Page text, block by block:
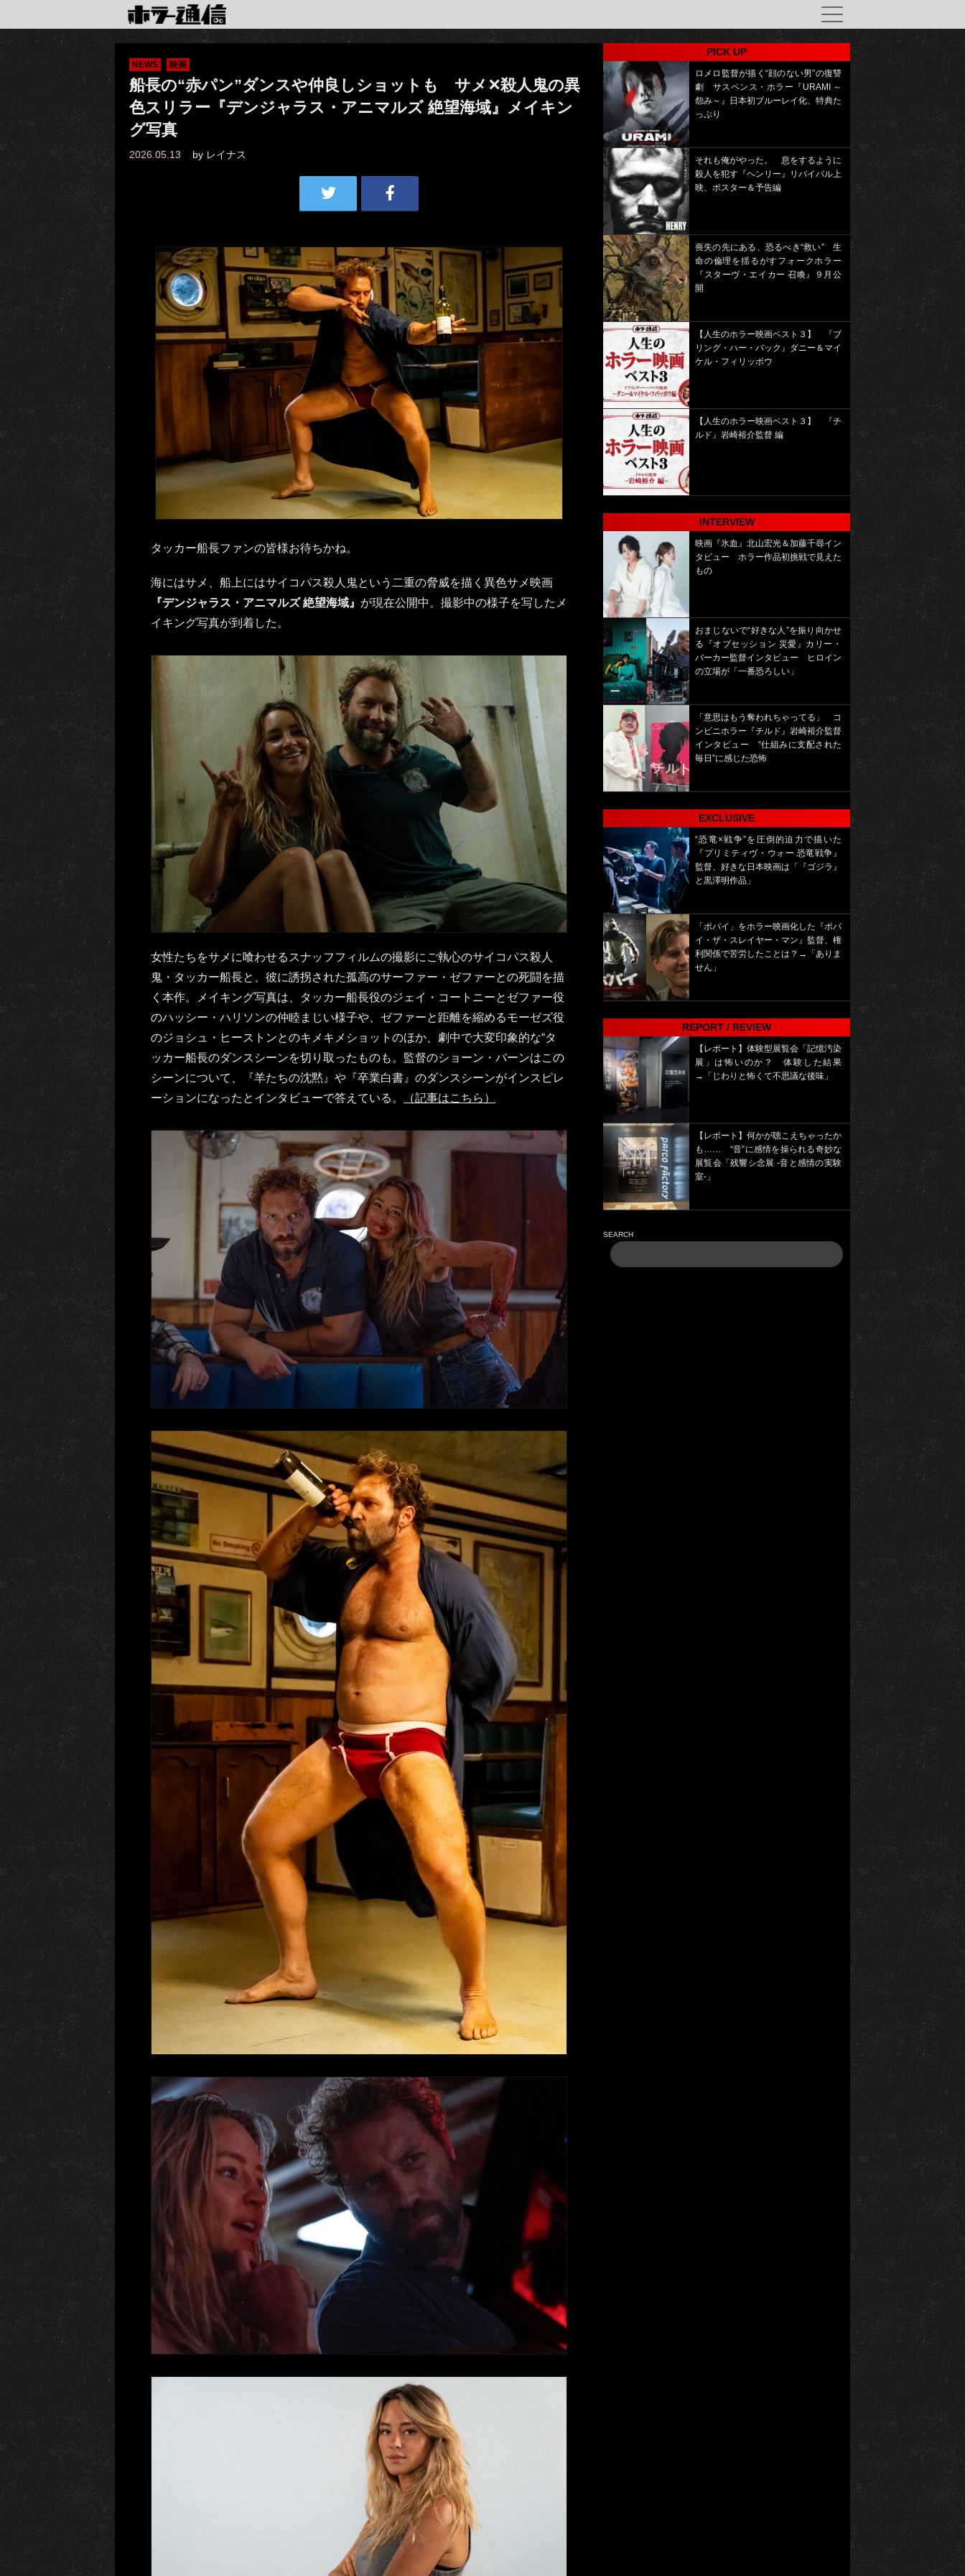
NEWS 映画
船長の“赤パン”ダンスや仲良しショットも サメ✕殺人鬼の異
色スリラー『デンジャラス・アニマルズ 絶望海域』メイキン
グ写真
2026.05.13 by レイナス
タッカー船長ファンの皆様お待ちかね。
海にはサメ、船上にはサイコパス殺人鬼という二重の脅威を描く異色サメ映画
『デンジャラス・アニマルズ 絶望海域』 が現在公開中。撮影中の様子を写したメ
イキング写真が到着した。
女性たちをサメに喰わせるスナッフフィルムの撮影にご執心のサイコパス殺人
鬼・タッカー船長と、彼に誘拐された孤高のサーファー・ゼファーとの死闘を描
く本作。メイキング写真は、タッカー船長役のジェイ・コートニーとゼファー役
のハッシー・ハリソンの仲睦まじい様子や、ゼファーと距離を縮めるモーゼズ役
のジョシュ・ヒーストンとのキメキメショットのほか、劇中で大変印象的な“タ
ッカー船長のダンスシーンを切り取ったものも。監督のショーン・バーンはこの
シーンについて、『羊たちの沈黙』や『卒業白書』のダンスシーンがインスピレ
ーションになったとインタビューで答えている。
（記事はこちら）
PICK UP
ロメロ監督が描く“顔のない男”の復讐
劇 サスペンス・ホラー『URAMI ～
怨み～』日本初ブルーレイ化、特典た
っぷり
それも俺がやった。 息をするように
殺人を犯す『ヘンリー』リバイバル上
映、ポスター＆予告編
喪失の先にある、恐るべき“救い” 生
命の倫理を揺るがすフォークホラー
『スターヴ・エイカー 召喚』９月公
開
【人生のホラー映画ベスト３】 『ブ
リング・ハー・バック』ダニー＆マイ
ケル・フィリッポウ
【人生のホラー映画ベスト３】 『チ
ルド』岩崎裕介監督 編
INTERVIEW
映画『氷血』北山宏光＆加藤千尋イン
タビュー ホラー作品初挑戦で見えた
もの
おまじないで“好きな人”を振り向かせ
る『オブセッション 災愛』カリー・
バーカー監督インタビュー ヒロイン
の立場が「一番恐ろしい」
「意思はもう奪われちゃってる」 コ
ンビニホラー『チルド』岩崎裕介監督
インタビュー “仕組みに支配された
毎日”に感じた恐怖
EXCLUSIVE
“恐竜×戦争”を圧倒的迫力で描いた
『プリミティヴ・ウォー 恐竜戦争』
監督、好きな日本映画は「『ゴジラ』
と黒澤明作品」
「ポパイ」をホラー映画化した『ポパ
イ・ザ・スレイヤー・マン』監督、権
利関係で苦労したことは？→「ありま
せん」
REPORT / REVIEW
【レポート】体験型展覧会「記憶汚染
展」は怖いのか？ 体験した結果
→「じわりと怖くて不思議な後味」
【レポート】何かが聴こえちゃったか
も…… “音”に感情を操られる奇妙な
展覧会「残響シ念展 -⾳と感情の実験
室-」
SEARCH